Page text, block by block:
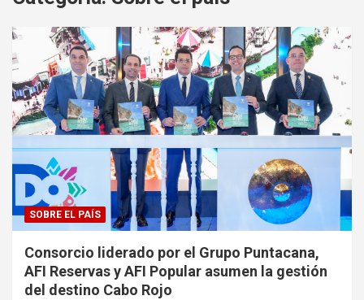
SOBRE EL PAÍS
Consorcio liderado por el Grupo Puntacana,
AFI Reservas y AFI Popular asumen la gestión
del destino Cabo Rojo